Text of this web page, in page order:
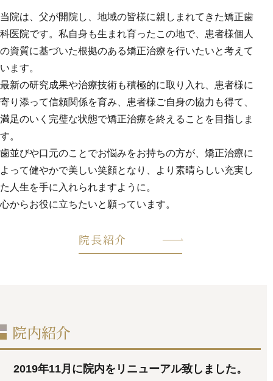
当院は、父が開院し、地域の皆様に親しまれてきた矯正歯
科医院です。私自身も生まれ育ったこの地で、患者様個人
の資質に基づいた根拠のある矯正治療を行いたいと考えて
います。
最新の研究成果や治療技術も積極的に取り入れ、患者様に
寄り添って信頼関係を育み、患者様ご自身の協力も得て、
満足のいく完璧な状態で矯正治療を終えることを目指しま
す。
歯並びや口元のことでお悩みをお持ちの方が、矯正治療に
よって健やかで美しい笑顔となり、より素晴らしい充実し
た人生を手に入れられますように。
心からお役に立ちたいと願っています。
院長紹介
院内紹介
2019年11月に院内をリニューアル致しました。